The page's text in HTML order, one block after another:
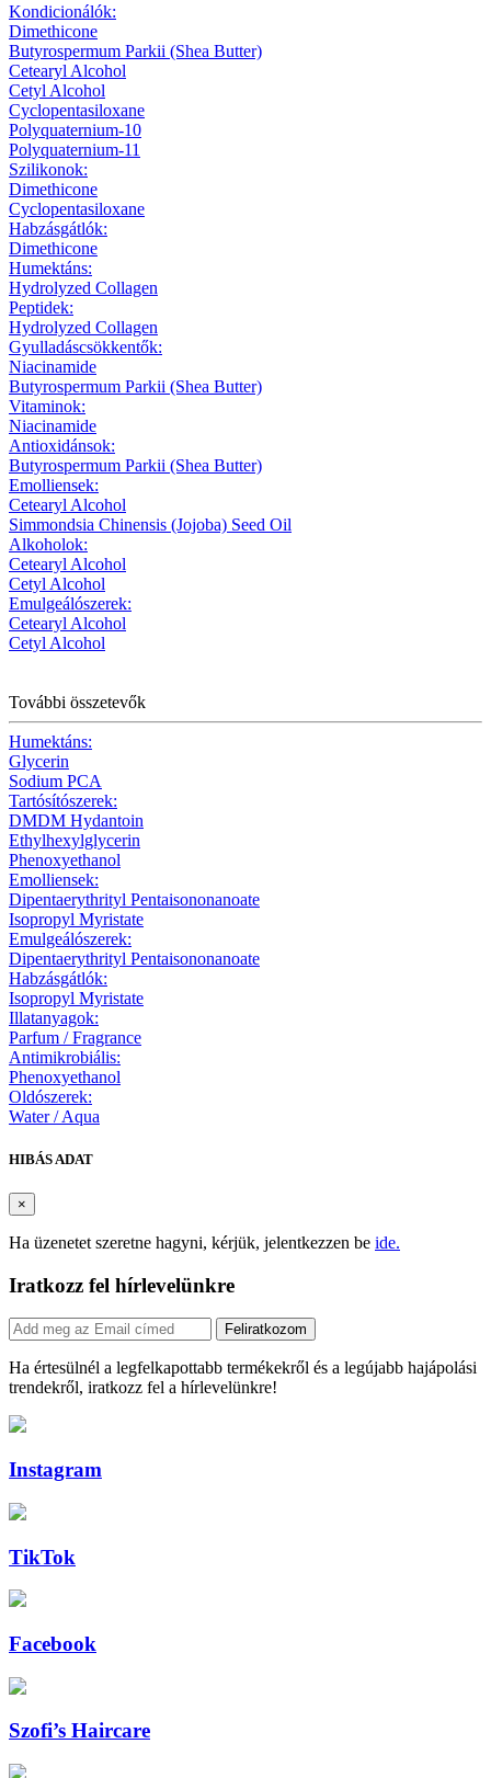
Kondicionálók:
Dimethicone
Butyrospermum Parkii (Shea Butter)
Cetearyl Alcohol
Cetyl Alcohol
Cyclopentasiloxane
Polyquaternium-10
Polyquaternium-11
Szilikonok:
Dimethicone
Cyclopentasiloxane
Habzásgátlók:
Dimethicone
Humektáns:
Hydrolyzed Collagen
Peptidek:
Hydrolyzed Collagen
Gyulladáscsökkentők:
Niacinamide
Butyrospermum Parkii (Shea Butter)
Vitaminok:
Niacinamide
Antioxidánsok:
Butyrospermum Parkii (Shea Butter)
Emolliensek:
Cetearyl Alcohol
Simmondsia Chinensis (Jojoba) Seed Oil
Alkoholok:
Cetearyl Alcohol
Cetyl Alcohol
Emulgeálószerek:
Cetearyl Alcohol
Cetyl Alcohol
További összetevők
Humektáns:
Glycerin
Sodium PCA
Tartósítószerek:
DMDM Hydantoin
Ethylhexylglycerin
Phenoxyethanol
Emolliensek:
Dipentaerythrityl Pentaisononanoate
Isopropyl Myristate
Emulgeálószerek:
Dipentaerythrityl Pentaisononanoate
Habzásgátlók:
Isopropyl Myristate
Illatanyagok:
Parfum / Fragrance
Antimikrobiális:
Phenoxyethanol
Oldószerek:
Water / Aqua
HIBÁS ADAT
×
Ha üzenetet szeretne hagyni, kérjük, jelentkezzen be ide.
Iratkozz fel hírlevelünkre
Feliratkozom
Ha értesülnél a legfelkapottabb termékekről és a legújabb hajápolási
trendekről, iratkozz fel a hírlevelünkre!
Instagram
TikTok
Facebook
Szofi’s Haircare